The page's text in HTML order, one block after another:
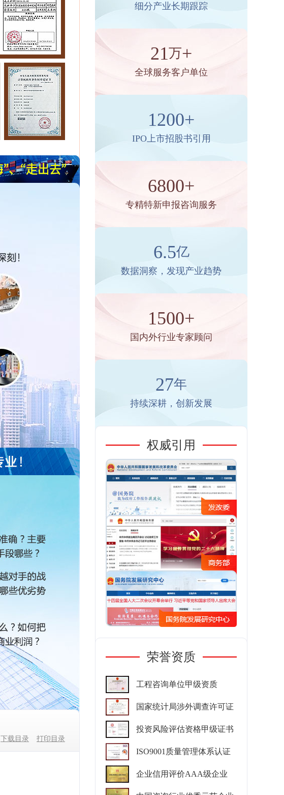
下载目录 打印目录
细分产业长期跟踪
21万+
全球服务客户单位
1200+
IPO上市招股书引用
6800+
专精特新申报咨询服务
6.5亿
数据洞察，发现产业趋势
1500+
国内外行业专家顾问
27年
持续深耕，创新发展
权威引用
荣誉资质
工程咨询单位甲级资质
国家统计局涉外调查许可证
投资风险评估资格甲级证书
ISO9001质量管理体系认证
企业信用评价AAA级企业